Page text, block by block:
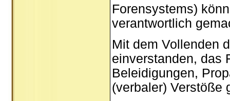
Forensystems)
verantwortlich
Mit dem Vollenden
einverstanden, das
Beleidigungen,
(verbaler) Verstöße